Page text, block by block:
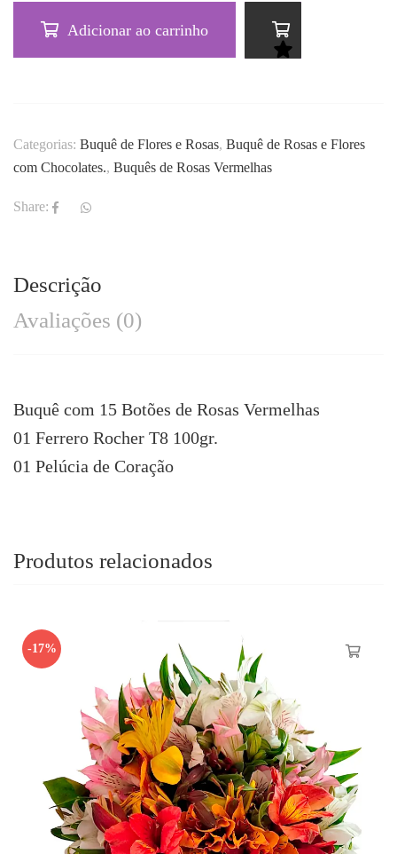
Adicionar ao carrinho
Categorias: Buquê de Flores e Rosas, Buquê de Rosas e Flores
com Chocolates., Buquês de Rosas Vermelhas
Share:
Descrição
Avaliações (0)
Buquê com 15 Botões de Rosas Vermelhas
01 Ferrero Rocher T8 100gr.
01 Pelúcia de Coração
Produtos relacionados
-17%